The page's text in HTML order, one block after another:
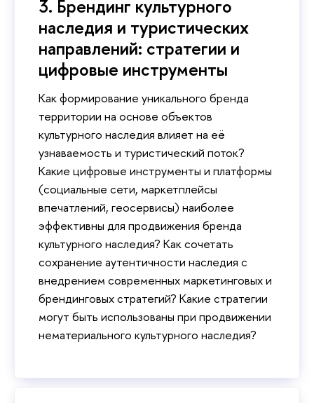
3. Брендинг культурного
наследия и туристических
направлений: стратегии и
цифровые инструменты
Как формирование уникального бренда
территории на основе объектов
культурного наследия влияет на её
узнаваемость и туристический поток?
Какие цифровые инструменты и платформы
(социальные сети, маркетплейсы
впечатлений, геосервисы) наиболее
эффективны для продвижения бренда
культурного наследия? Как сочетать
сохранение аутентичности наследия с
внедрением современных маркетинговых и
брендинговых стратегий? Какие стратегии
могут быть использованы при продвижении
нематериального культурного наследия?